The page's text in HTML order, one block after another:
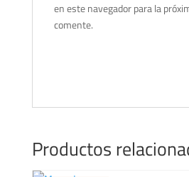
en este navegador para la
comente.
Productos